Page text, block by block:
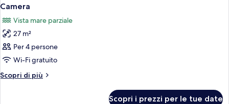
Camera
Vista mare parziale
27 m²
Per 4 persone
Wi-Fi gratuito
Scopri di più
Altri
Scopri i prezzi per le tue date